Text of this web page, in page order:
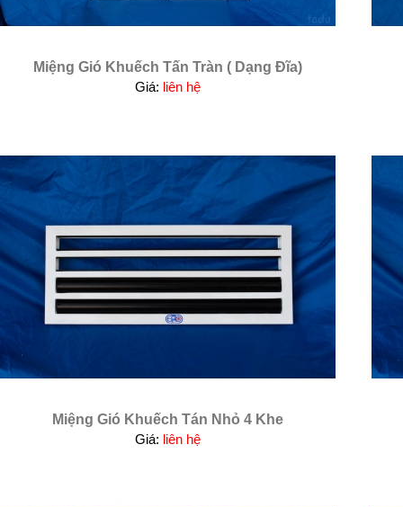
Miệng Gió Khuếch Tấn Tràn ( Dạng Đĩa)
Giá: liên hệ
Miệng Gió Khuếch Tán Nhỏ 4 Khe
Giá: liên hệ